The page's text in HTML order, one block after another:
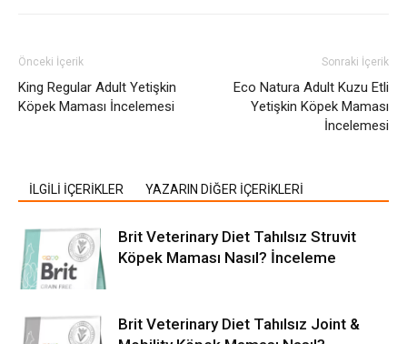
Önceki İçerik
King Regular Adult Yetişkin
Köpek Maması İncelemesi
Sonraki İçerik
Eco Natura Adult Kuzu Etli
Yetişkin Köpek Maması
İncelemesi
İLGİLİ İÇERİKLER YAZARIN DİĞER İÇERİKLERİ
Brit Veterinary Diet Tahılsız Struvit
Köpek Maması Nasıl? İnceleme
Brit Veterinary Diet Tahılsız Joint &